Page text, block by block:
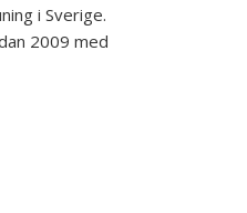
i Sverige.
2009 med